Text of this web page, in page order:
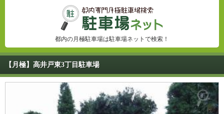
都内の月極駐車場は駐車場ネットで検索！
【月極】高井戸東3丁目駐車場